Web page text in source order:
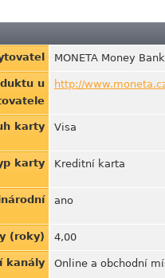
MONETA Money Bank
u
http://
karty Visa
karty Kreditní karta
ano
(roky) 4,00
kanály Online a obchodní